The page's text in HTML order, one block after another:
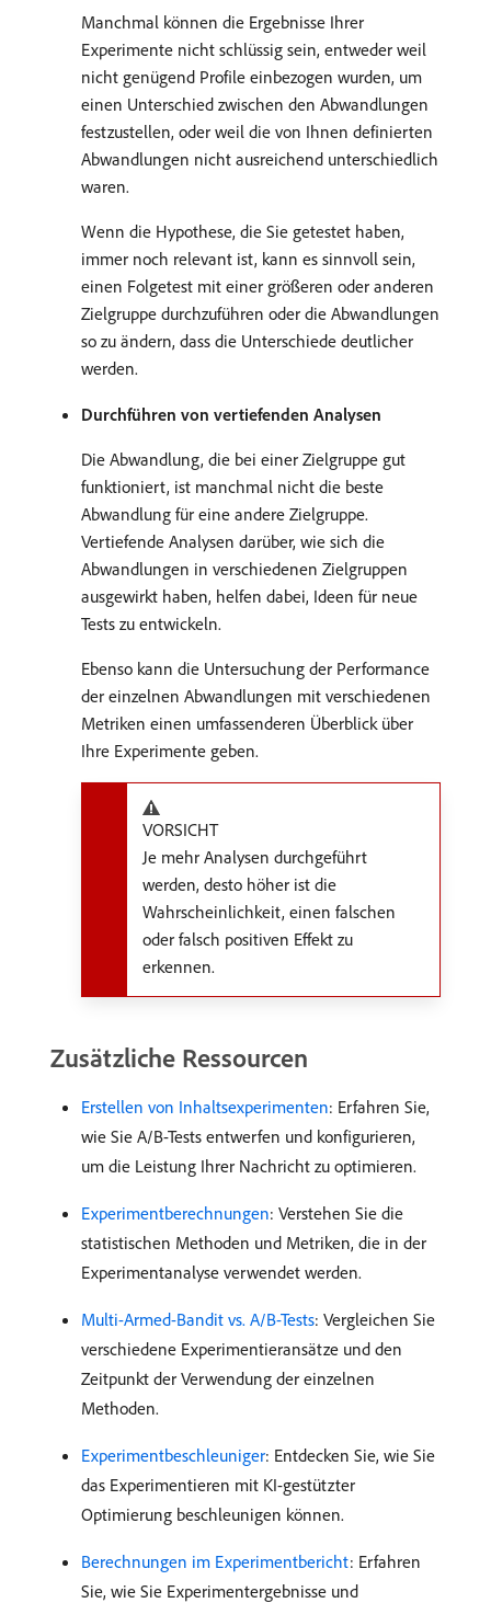
Manchmal können die Ergebnisse Ihrer
Experimente nicht schlüssig sein, entweder weil
nicht genügend Profile einbezogen wurden, um
einen Unterschied zwischen den Abwandlungen
festzustellen, oder weil die von Ihnen definierten
Abwandlungen nicht ausreichend unterschiedlich
waren.
Wenn die Hypothese, die Sie getestet haben,
immer noch relevant ist, kann es sinnvoll sein,
einen Folgetest mit einer größeren oder anderen
Zielgruppe durchzuführen oder die Abwandlungen
so zu ändern, dass die Unterschiede deutlicher
werden.
Durchführen von vertiefenden Analysen
Die Abwandlung, die bei einer Zielgruppe gut
funktioniert, ist manchmal nicht die beste
Abwandlung für eine andere Zielgruppe.
Vertiefende Analysen darüber, wie sich die
Abwandlungen in verschiedenen Zielgruppen
ausgewirkt haben, helfen dabei, Ideen für neue
Tests zu entwickeln.
Ebenso kann die Untersuchung der Performance
der einzelnen Abwandlungen mit verschiedenen
Metriken einen umfassenderen Überblick über
Ihre Experimente geben.
VORSICHT
Je mehr Analysen durchgeführt
werden, desto höher ist die
Wahrscheinlichkeit, einen falschen
oder falsch positiven Effekt zu
erkennen.
Zusätzliche Ressourcen
Erstellen von Inhaltsexperimenten: Erfahren Sie,
wie Sie A/B-Tests entwerfen und konfigurieren,
um die Leistung Ihrer Nachricht zu optimieren.
Experimentberechnungen: Verstehen Sie die
statistischen Methoden und Metriken, die in der
Experimentanalyse verwendet werden.
Multi-Armed-Bandit vs. A/B-Tests: Vergleichen Sie
verschiedene Experimentieransätze und den
Zeitpunkt der Verwendung der einzelnen
Methoden.
Experimentbeschleuniger: Entdecken Sie, wie Sie
das Experimentieren mit KI-gestützter
Optimierung beschleunigen können.
Berechnungen im Experimentbericht: Erfahren
Sie, wie Sie Experimentergebnisse und